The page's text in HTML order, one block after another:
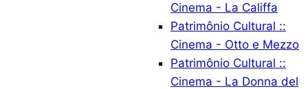
Cinema - La Califfa
Patrimônio Cultural ::
Cinema - Otto e Mezzo
Patrimônio Cultural ::
Cinema - La Donna del